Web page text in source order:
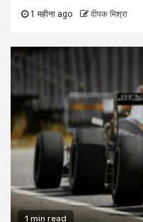
1 महीना ago दीपक मिश्रा
1 min read